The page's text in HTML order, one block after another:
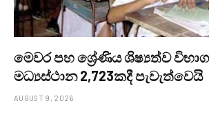
මෙවර පහ ශ්‍රේණිය ශිෂ්‍යත්ව
මධ්‍යස්ථාන 2,723කදී පැවැත්වෙයි
AUGUST 9, 2026